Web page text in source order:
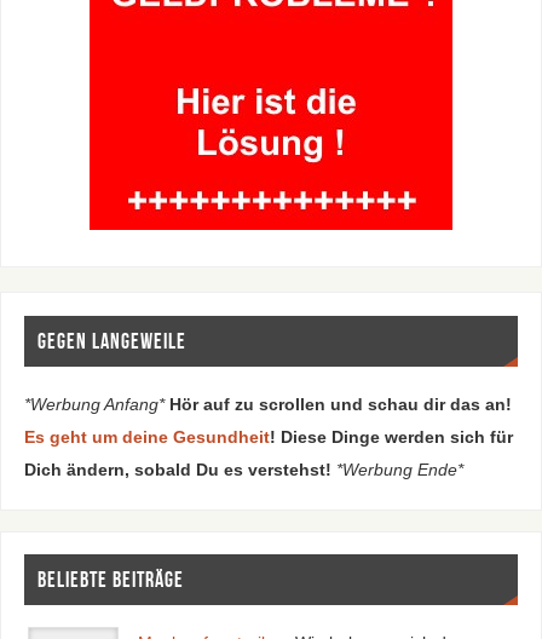
Gegen Langeweile
*Werbung Anfang* Hör auf zu scrollen und schau dir das an!
Es geht um deine Gesundheit! Diese Dinge werden sich für
Dich ändern, sobald Du es verstehst! *Werbung Ende*
Beliebte Beiträge